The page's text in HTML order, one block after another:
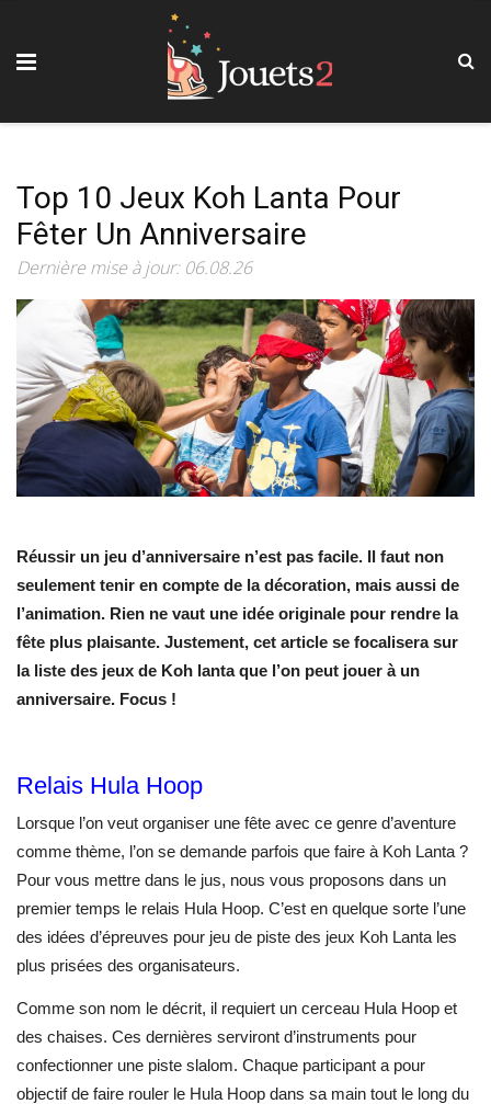
Top 10 Jeux Koh Lanta Pour
Fêter Un Anniversaire
Dernière mise à jour: 06.08.26
Réussir un jeu d’anniversaire n’est pas facile. Il faut non
seulement tenir en compte de la décoration, mais aussi de
l’animation. Rien ne vaut une idée originale pour rendre la
fête plus plaisante. Justement, cet article se focalisera sur
la liste des jeux de Koh lanta que l’on peut jouer à un
anniversaire. Focus !
Relais Hula Hoop
Lorsque l’on veut organiser une fête avec ce genre d’aventure
comme thème, l’on se demande parfois que faire à Koh Lanta ?
Pour vous mettre dans le jus, nous vous proposons dans un
premier temps le relais Hula Hoop. C’est en quelque sorte l’une
des idées d’épreuves pour jeu de piste des jeux Koh Lanta les
plus prisées des organisateurs.
Comme son nom le décrit, il requiert un cerceau Hula Hoop et
des chaises. Ces dernières serviront d’instruments pour
confectionner une piste slalom. Chaque participant a pour
objectif de faire rouler le Hula Hoop dans sa main tout le long du